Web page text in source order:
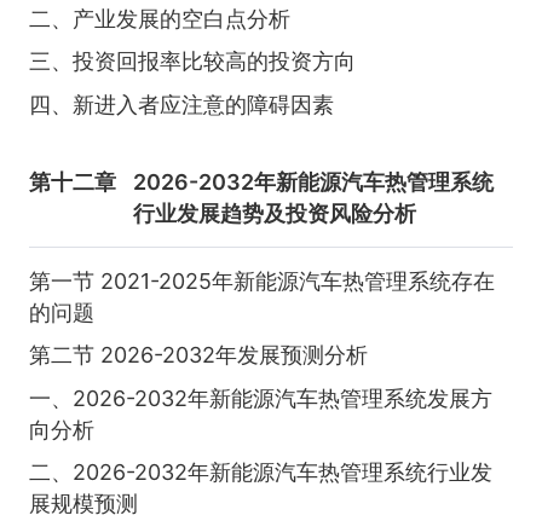
二、产业发展的空白点分析
三、投资回报率比较高的投资方向
四、新进入者应注意的障碍因素
第十二章
2026-2032年新能源汽车热管理系统
行业发展趋势及投资风险分析
第一节 2021-2025年新能源汽车热管理系统存在
的问题
第二节 2026-2032年发展预测分析
一、2026-2032年新能源汽车热管理系统发展方
向分析
二、2026-2032年新能源汽车热管理系统行业发
展规模预测